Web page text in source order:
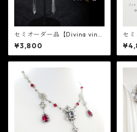
セミオーダー品【Divina vindi
cta】シルバースパイクピアス
（イヤリング変更可能）
¥3,800
セ
ge
ゴ